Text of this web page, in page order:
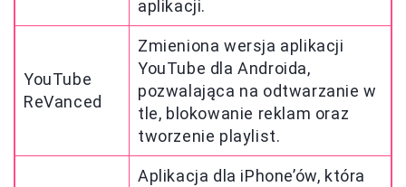
aplikacji.
YouTube
ReVanced
Zmieniona wersja aplikacji
YouTube dla Androida,
pozwalająca na odtwarzanie w
tle, blokowanie reklam oraz
tworzenie playlist.
Aplikacja dla iPhone’ów, która